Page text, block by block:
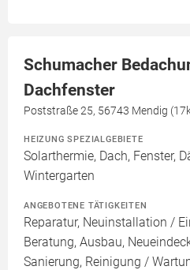
Schumacher
Dachfenster
Poststraße 25, 56743 Mendig
HEIZUNG SPEZIALGEBIETE
Solarthermie, Dach, Fenster,
Wintergarten
ANGEBOTENE TÄTIGKEITEN
Reparatur, Neuinstallation /
Beratung, Ausbau,
Sanierung, Reinigung /